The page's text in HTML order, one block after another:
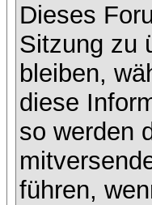
Dieses
Sitzung zu
bleiben,
diese
so werden
führen,